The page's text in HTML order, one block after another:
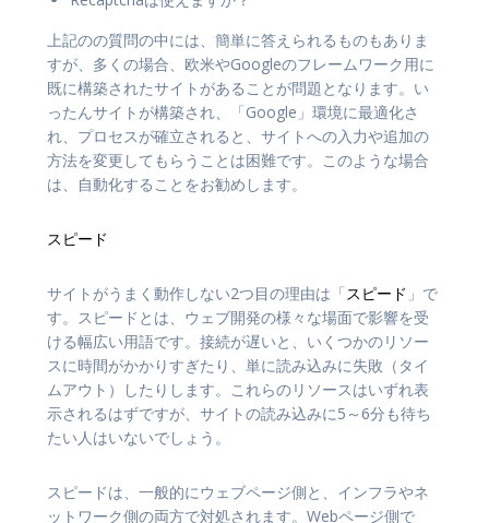
上記のの質問の中には、簡単に答えられるものもありま
すが、多くの場合、欧米やGoogleのフレームワーク用に
既に構築されたサイトがあることが問題となります。い
ったんサイトが構築され、「Google」環境に最適化さ
れ、プロセスが確立されると、サイトへの入力や追加の
方法を変更してもらうことは困難です。このような場合
は、自動化することをお勧めします。
スピード
サイトがうまく動作しない2つ目の理由は「スピード 」で
す。スピードとは、ウェブ開発の様々な場面で影響を受
ける幅広い用語です。接続が遅いと、いくつかのリソー
スに時間がかかりすぎたり、単に読み込みに失敗（タイ
ムアウト）したりします。これらのリソースはいずれ表
示されるはずですが、サイトの読み込みに5～6分も待ち
たい人はいないでしょう。
スピードは、一般的にウェブページ側と、インフラやネ
ットワーク側の両方で対処されます。Webページ側で